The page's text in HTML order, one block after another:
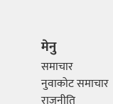
मेनु
समाचार
नुवाकोट समाचार